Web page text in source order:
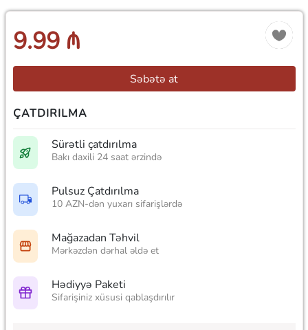
9.99 ₼
Səbətə at
ÇATDIRILMA
Sürətli çatdırılma
Bakı daxili 24 saat ərzində
Pulsuz Çatdırılma
10 AZN-dən yuxarı sifarişlərdə
Mağazadan Təhvil
Mərkəzdən dərhal əldə et
Hədiyyə Paketi
Sifarişiniz xüsusi qablaşdırılır